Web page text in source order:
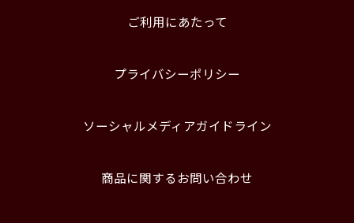
ご利用にあたって
プライバシーポリシー
ソーシャルメディアガイドライン
商品に関するお問い合わせ